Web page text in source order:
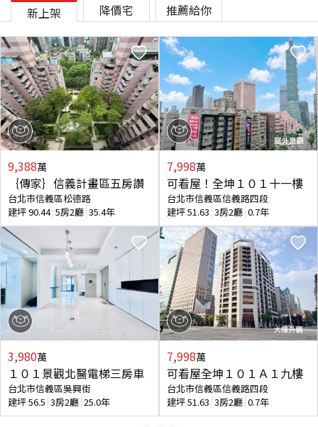
新上架 降價宅 推薦給你
9,388萬
｛傳家｝信義計畫區五房讚
台北市信義區松德路
建坪90.44 5房2廳 35.4年
3,980萬
１０１景觀北醫電梯三房車
台北市信義區吳興街
建坪56.5 3房2廳 25.0年
7,998萬
可看屋！全坤１０１十一樓
台北市信義區信義路四段
建坪51.63 3房2廳 0.7年
7,998萬
可看屋全坤１０１Ａ１九樓
台北市信義區信義路四段
建坪51.63 3房2廳 0.7年